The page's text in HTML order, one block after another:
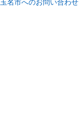
玉名市へのお問い合わせ